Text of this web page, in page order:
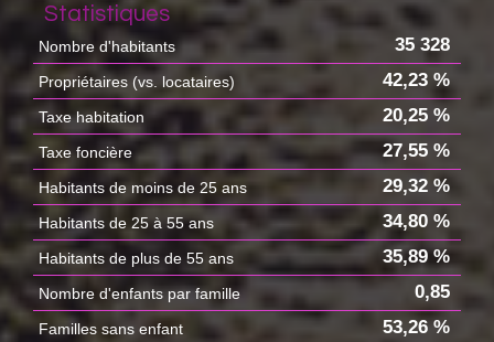
Statistiques
Nombre d'habitants 35 328
Propriétaires (vs. locataires) 42,23 %
Taxe habitation 20,25 %
Taxe foncière 27,55 %
Habitants de moins de 25 ans 29,32 %
Habitants de 25 à 55 ans 34,80 %
Habitants de plus de 55 ans 35,89 %
Nombre d'enfants par famille 0,85
Familles sans enfant 53,26 %